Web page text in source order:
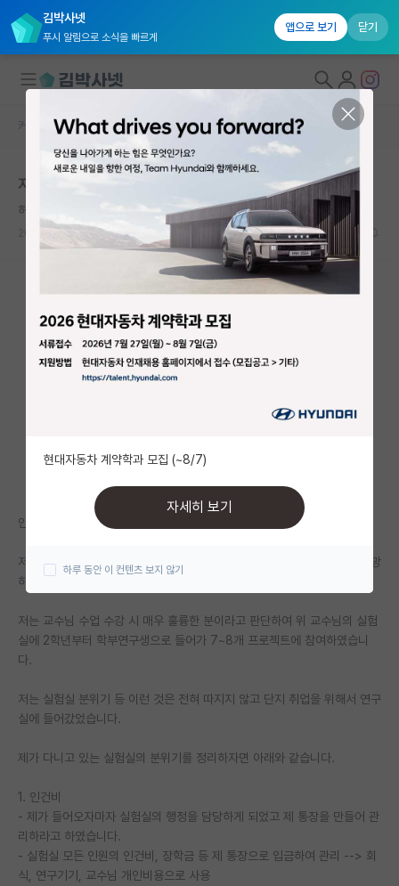
김박사넷
푸시 알림으로 소식을 빠르게
앱으로 보기 닫기
대학원생 모집
연구실&오픈랩
커뮤니티 홈
전체글보기
베스트 게시판
미국 유학 게시판
미국 대학원 합격 후기 게시판
대학원 합격 후기 게시판
연구실(PI) 홍보 게시판
석박사 채용 정보 게시판
학부 인턴 게시판
취업 게시판
임용 후기 게시판
PI 전용 게시판
인문사회 계열 게시판
커뮤니티 홈 자유 게시판(아무개랩)
지거국 실험실..
허탈한 비트겐슈타인
6712
안녕하세요. 지거국 학부생입니다.
저는 일단 연구원을 목표로 하였고 지거국일지라도 석사를 통해 취업을 희망
하였습니다.
저는 교수님 수업 수강 시 매우 훌륭한 분이라고 판단하여 위 교수님의 실험
실에 2학년부터 학부연구생으로 들어가 7~8개 프로젝트에 참여하였습니
다.
저는 실험실 분위기 등 이런 것은 전혀 따지지 않고 단지 취업을 위해서 연구
실에 들어갔었습니다.
제가 다니고 있는 실험실의 분위기를 정리하자면 아래와 같습니다.
1. 인건비
- 제가 들어오자마자 실험실의 행정을 담당하게 되었고 제 통장을 만들어 관
리하라고 하였습니다.
- 실험실 모든 인원의 인건비, 장학금 등 제 통장으로 입금하여 관리 --> 회
식, 연구기기, 교수님 개인비용으로 사용
현대자동차 계약학과 모집 (~8/7)
자세히 보기
하루 동안 이 컨텐츠 보지 않기